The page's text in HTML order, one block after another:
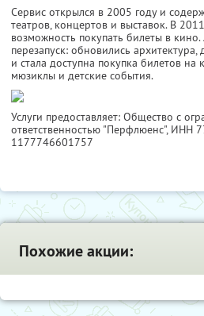
Сервис открылся в 2005 году и
театров, концертов и выставок. В
возможность покупать билеты в
перезапуск: обновились
и стала доступна покупка билетов на
мюзиклы и детские события.
Услуги предоставляет: Общество с
ответственностью "Перфлюенс", ИНН
1177746601757
Похожие акции: